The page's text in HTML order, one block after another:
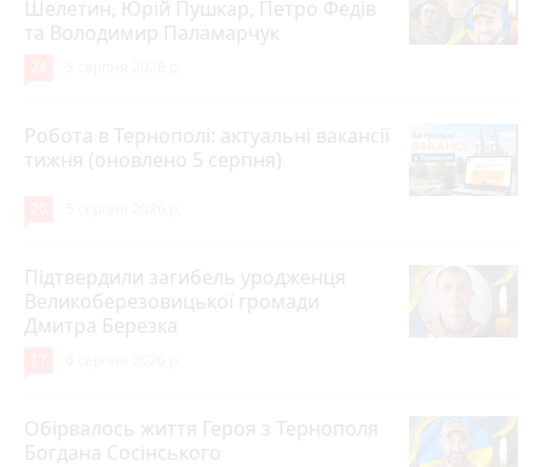
Шелетин, Юрій Пушкар, Петро Федів
та Володимир Паламарчук
Робота в Тернополі: актуальні вакансії
тижня (оновлено 5 серпня)
Підтвердили загибель уродженця
Великоберезовицької громади
Дмитра Березка
Обірвалось життя Героя з Тернополя
Богдана Сосінського